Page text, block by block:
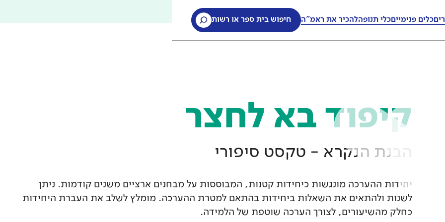
כלים פנימייםכלי תנופהלהכיר את ראמ"ה חיפוש בית ספר או רשות כלים פנימייםכלי תנופהלהכיר את ראמ"ה חיפוש בית ספר או רשות
קיפוד בא לחצר
הבנת הנקרא - טקסט סיפורי
יחידות ההערכה מונגשות כיחידות קטנות, המבוססות על מבחנים ארציים משנים קודמות. ניתן
לשנות ולהתאים את השאלות ביחידות בהתאם למטרת ההערכה. מומלץ לשלב את העברת היחידות
כחלק מהשיעורים, לצורך הערכה שוטפת של הלמידה.